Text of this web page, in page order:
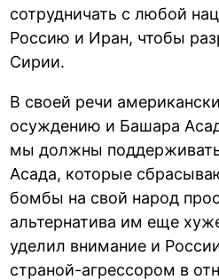
сотрудничать с любой
Россию и Иран, чтобы
Сирии.
В своей речи
осуждению и Башара
мы должны
Асада, которые
бомбы на свой народ
альтернатива им еще
уделил внимание и
страной-агрессором в